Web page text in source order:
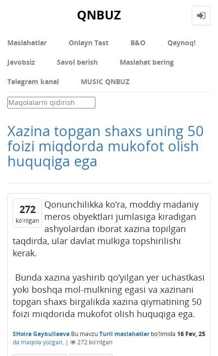
QNBUZ
Maslahatlar Onlayn Test В&О Qaynoq!
Javobsiz Savol berish Maslahat bering
Telegram kanal MUSIC QNBUZ
Xazina topgan shaxs uning 50
foizi miqdorda mukofot olish
huquqiga ega
272
ko'rilgan
Qonunchilikka ko‘ra, moddiy madaniy
meros obyektlari jumlasiga kiradigan
ashyolardan iborat xazina topilgan
taqdirda, ular davlat mulkiga topshirilishi
kerak.
Bunda xazina yashirib qo‘yilgan yer uchastkasi
yoki boshqa mol-mulkning egasi va xazinani
topgan shaxs birgalikda xazina qiymatining 50
foizi miqdorida mukofot olish huquqiga ega.
SHoira Gaybullaeva Bu mavzuTurli maslahatlarbo'limida 16 Fev, 25
da maqola yozgan. | 272 ko'rilgan